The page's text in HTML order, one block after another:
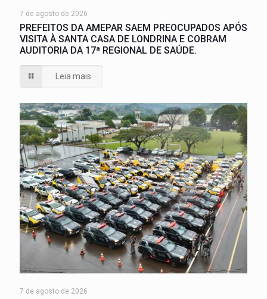
7 de agosto de 2026
PREFEITOS DA AMEPAR SAEM PREOCUPADOS APÓS
VISITA À SANTA CASA DE LONDRINA E COBRAM
AUDITORIA DA 17ª REGIONAL DE SAÚDE.
Leia mais
7 de agosto de 2026